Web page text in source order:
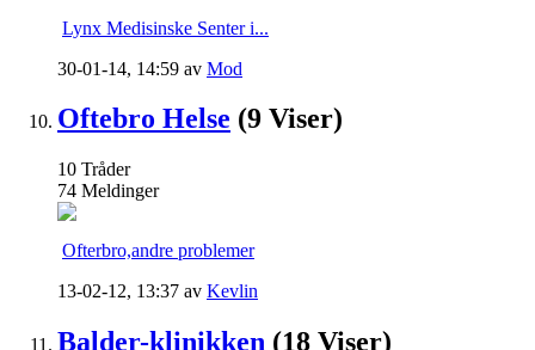
Lynx Medisinske Senter i...
30-01-14, 14:59 av Mod
Oftebro Helse (9 Viser)
10 Tråder
74 Meldinger
Ofterbro,andre problemer
13-02-12, 13:37 av Kevlin
Balder-klinikken (18 Viser)